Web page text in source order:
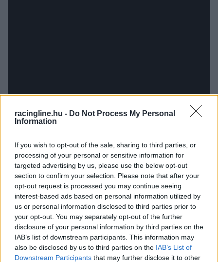
racingline.hu - Do Not Process My Personal
Information
If you wish to opt-out of the sale, sharing to third parties, or
processing of your personal or sensitive information for
targeted advertising by us, please use the below opt-out
section to confirm your selection. Please note that after your
opt-out request is processed you may continue seeing
interest-based ads based on personal information utilized by
us or personal information disclosed to third parties prior to
your opt-out. You may separately opt-out of the further
disclosure of your personal information by third parties on the
IAB’s list of downstream participants. This information may
also be disclosed by us to third parties on the IAB’s List of
Downstream Participants that may further disclose it to other
Willams: Jó lenne, ha Schumacher velünk
nyerne versenyeket